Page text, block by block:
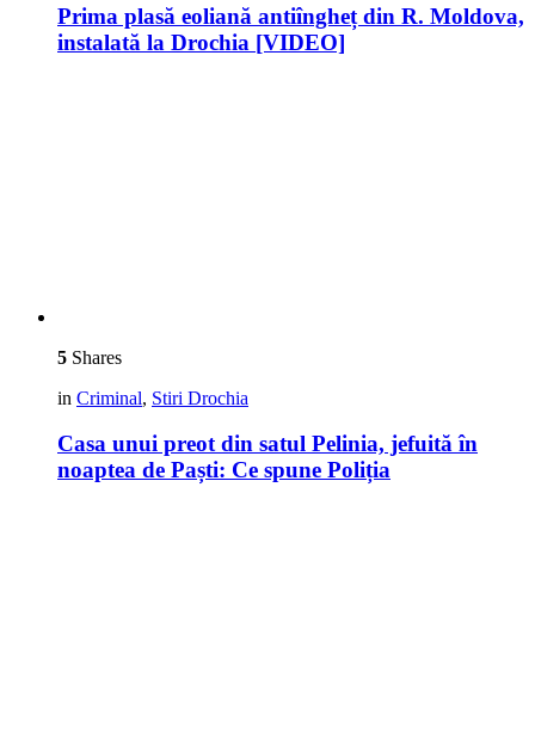
Prima plasă eoliană antiîngheț din R. Moldova,
instalată la Drochia [VIDEO]
5 Shares
in Criminal, Stiri Drochia
Casa unui preot din satul Pelinia, jefuită în
noaptea de Paști: Ce spune Poliția